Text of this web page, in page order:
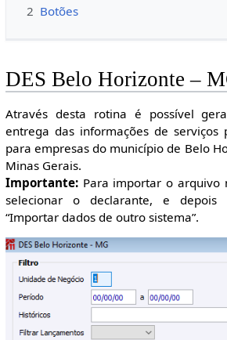
2 Botões
DES Belo Horizonte –
Através desta rotina é possível
entrega das informações de serviços
para empresas do município de Belo
Minas Gerais.
Importante:Para importar o arquivo
selecionar o declarante, e depois
“Importar dados de outro sistema”.